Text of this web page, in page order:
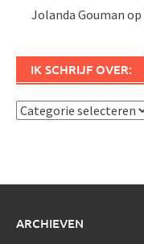
Jolanda Gouman op
IK SCHRIJF OVER:
Ik
ARCHIEVEN